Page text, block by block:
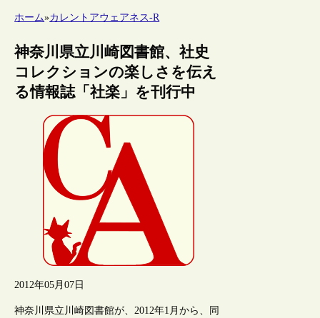
ホーム»カレントアウェアネス-R
神奈川県立川崎図書館、社史
コレクションの楽しさを伝え
る情報誌「社楽」を刊行中
2012年05月07日
神奈川県立川崎図書館が、2012年1月から、同